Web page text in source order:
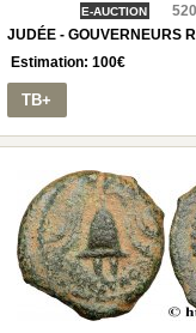
E-AUCTION
JUDÉE - GOUVERNEURS
Estimation:100€
TB+